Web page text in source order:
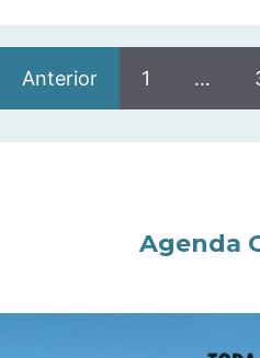
Anterior 1 …
Agenda